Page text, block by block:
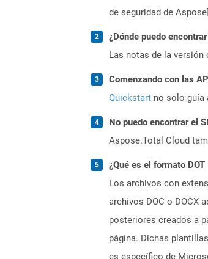
de seguridad de
¿Dónde puedo
Las notas de la versión
Comenzando con las
Quickstart no solo guía
No puedo encontrar el
Aspose.Total Cloud
¿Qué es el formato DOT
Los archivos con
archivos DOC o DOCX
posteriores creados a
página. Dichas
es específico de